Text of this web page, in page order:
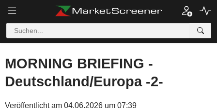
MORNING BRIEFING -
Deutschland/Europa -2-
Veröffentlicht am 04.06.2026 um 07:39